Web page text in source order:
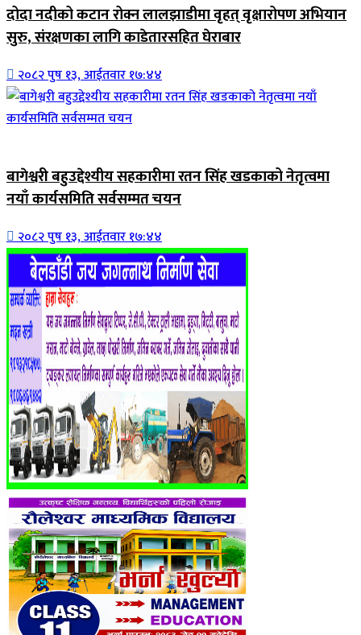
दोदा नदीको कटान रोक्न लालझाडीमा वृहत् वृक्षारोपण अभियान
सुरु, संरक्षणका लागि काडेतारसहित घेराबार
२०८२ पुष १३, आईतवार १७:४४
बागेश्वरी बहुउद्देश्यीय सहकारीमा रतन सिंह खडकाको नेतृत्वमा
नयाँ कार्यसमिति सर्वसम्मत चयन
२०८२ पुष १३, आईतवार १७:४४